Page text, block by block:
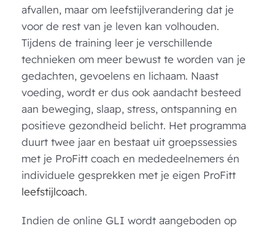
afvallen, maar om leefstijlverandering dat je
voor de rest van je leven kan volhouden.
Tijdens de training leer je verschillende
technieken om meer bewust te worden van je
gedachten, gevoelens en lichaam. Naast
voeding, wordt er dus ook aandacht besteed
aan beweging, slaap, stress, ontspanning en
positieve gezondheid belicht. Het programma
duurt twee jaar en bestaat uit groepssessies
met je ProFitt coach en mededeelnemers én
individuele gesprekken met je eigen ProFitt
leefstijlcoach.
Indien de online GLI wordt aangeboden op